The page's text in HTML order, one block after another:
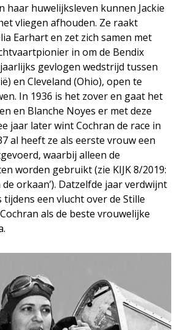
haar huwelijksleven kunnen Jackie
vliegen afhouden. Ze raakt
Earhart en zet zich samen met
in om de Bendix
gevlogen wedstrijd tussen
en Cleveland (Ohio), open te
In 1936 is het zover en gaat het
en Blanche Noyes er met deze
jaar later wint Cochran de race in
al heeft ze als eerste vrouw een
waarbij alleen de
worden gebruikt (zie KIJK 8/2019:
orkaan’). Datzelfde jaar verdwijnt
een vlucht over de Stille
als de beste vrouwelijke